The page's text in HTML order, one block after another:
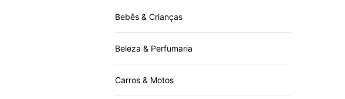
Bebês & Crianças
Beleza & Perfumaria
Carros & Motos